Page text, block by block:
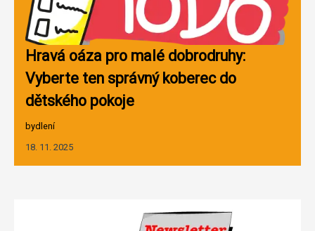
Hravá oáza pro malé dobrodruhy:
Vyberte ten správný koberec do
dětského pokoje
bydlení
18. 11. 2025